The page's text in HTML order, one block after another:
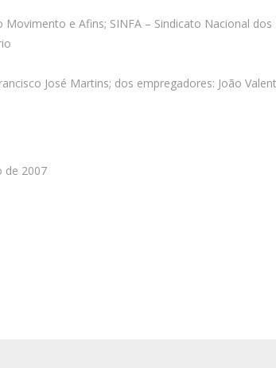
e Afins; SINFA – Sindicato Nacional
José Martins; dos empregadores: João
de 2007